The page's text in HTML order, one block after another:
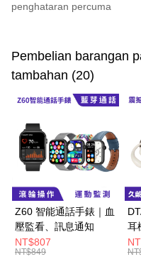
penghataran percuma
Kad Kredit (Bayaran Penuh)
Pengambilan di Kedai
LINE Pay
Apple Pay
JKOPAY
Google Pay
Pemindahan ATM
Pembelian barangan
tambahan (20)
Z60 智能通話手錶｜血
壓監看、訊息通知
NT$807
NT$849
耳
定